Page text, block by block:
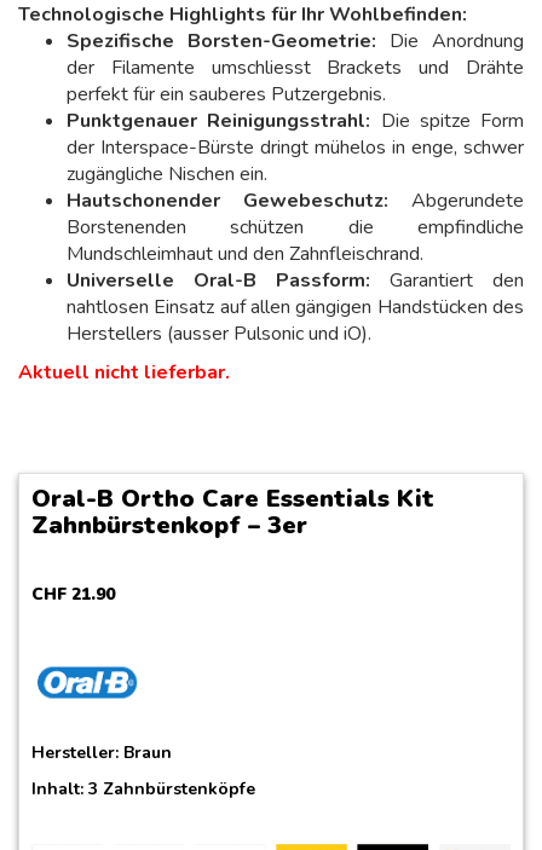
Technologische Highlights für Ihr Wohlbefinden:
Spezifische Borsten-Geometrie: Die Anordnung
der Filamente umschliesst Brackets und Drähte
perfekt für ein sauberes Putzergebnis.
Punktgenauer Reinigungsstrahl: Die spitze Form
der Interspace-Bürste dringt mühelos in enge, schwer
zugängliche Nischen ein.
Hautschonender Gewebeschutz: Abgerundete
Borstenenden schützen die empfindliche
Mundschleimhaut und den Zahnfleischrand.
Universelle Oral-B Passform: Garantiert den
nahtlosen Einsatz auf allen gängigen Handstücken des
Herstellers (ausser Pulsonic und iO).
Aktuell nicht lieferbar.
Oral-B Ortho Care Essentials Kit
Zahnbürstenkopf – 3er
CHF 21.90
Hersteller: Braun
Inhalt: 3 Zahnbürstenköpfe